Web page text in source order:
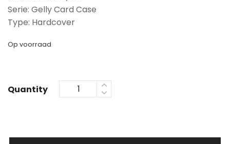
Serie: Gelly Card Case
Type: Hardcover
Op voorraad
Quantity